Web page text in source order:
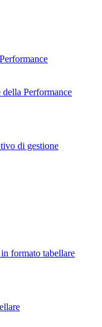
della Performance
di gestione
formato tabellare